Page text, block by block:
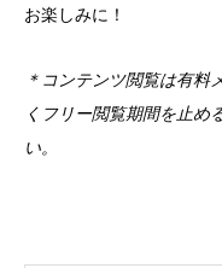
お楽しみに！
＊コンテンツ閲覧は有料
くフリー閲覧期間を止め
い。